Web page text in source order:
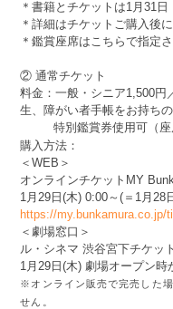
＊書籍とチケットは1月31
＊詳細はチケットご購入後
＊鑑賞座席はこちらで指定
② 通常チケット
料金：一般・シニア1,500円
生、障がい者手帳をお持ち
特別鑑賞券使用可（
購入方法：
＜WEB＞
オンラインチケットMY
1月29日(木) 0:00～(＝1月28
https://my.bunkamura.co.jp/
＜劇場窓口＞
ル・シネマ 渋谷宮下チケッ
1月29日(木) 劇場オープン時
※オンライン販売で完売した
せん。